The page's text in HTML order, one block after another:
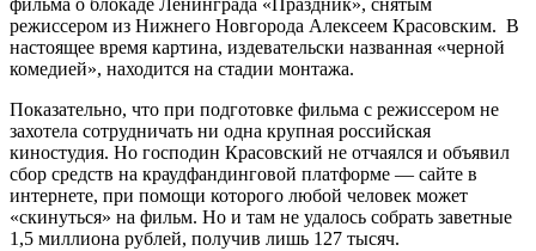
фильма о блокаде Ленинграда «Праздник», снятым
режиссером из Нижнего Новгорода Алексеем Красовским. В
настоящее время картина, издевательски названная «черной
комедией», находится на стадии монтажа.
Показательно, что при подготовке фильма с режиссером не
захотела сотрудничать ни одна крупная российская
киностудия. Но господин Красовский не отчаялся и объявил
сбор средств на краудфандинговой платформе — сайте в
интернете, при помощи которого любой человек может
«скинуться» на фильм. Но и там не удалось собрать заветные
1,5 миллиона рублей, получив лишь 127 тысяч.